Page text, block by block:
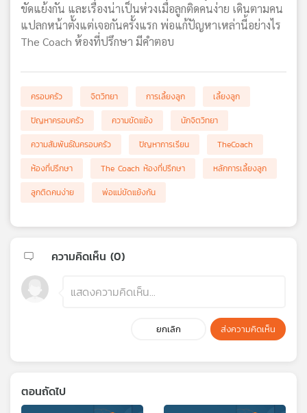
ขัดแย้งกัน และเรื่องน่าเป็นห่วงเมื่อลูกติดคนง่าย เดินตามคน
แปลกหน้าตั้งแต่เจอกันครั้งแรก พ่อแก้ปัญหาเหล่านี้อย่างไร
The Coach ห้องที่ปรึกษา มีคำตอบ
ครอบครัว จิตวิทยา การเลี้ยงลูก
เลี้ยงลูก
ปัญหาครอบครัว
ความขัดแย้ง
นักจิตวิทยา
ความสัมพันธ์ในครอบครัว
ปัญหาการเรียน
TheCoach
ห้องที่ปรึกษา
The Coach ห้องที่ปรึกษา
หลักการเลี้ยงลูก
ลูกติดคนง่าย
พ่อแม่ขัดแย้งกัน
ความคิดเห็น (0)
ยกเลิก ส่งความคิดเห็น
ตอนถัดไป